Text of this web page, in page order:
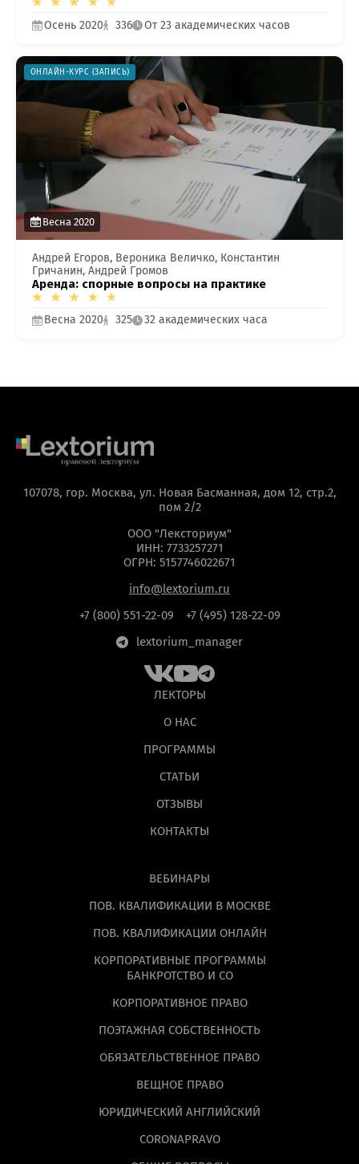
Осень 2020 336 От 23 академических часов
ОНЛАЙН-КУРС (ЗАПИСЬ)
Весна 2020
Андрей Егоров, Вероника Величко, Константин
Гричанин, Андрей Громов
Аренда: спорные вопросы на практике
Весна 2020 325 32 академических часа
ОТПРАВИТЬ
кнопку “Отправить”, вы даетесогласиена
персональных данных на основании
конфиденциальности
107078, гор. Москва, ул. Новая Басманная, дом 12, стр.2,
пом 2/2
ООО "Лексториум"
ИНН: 7733257271
ОГРН: 5157746022671
info@lextorium.ru
+7 (800) 551-22-09
+7 (495) 128-22-09
lextorium_manager
ЛЕКТОРЫ
О НАС
ПРОГРАММЫ
СТАТЬИ
ОТЗЫВЫ
КОНТАКТЫ
ВЕБИНАРЫ
ПОВ. КВАЛИФИКАЦИИ В МОСКВЕ
ПОВ. КВАЛИФИКАЦИИ ОНЛАЙН
КОРПОРАТИВНЫЕ ПРОГРАММЫ
БАНКРОТСТВО И СО
КОРПОРАТИВНОЕ ПРАВО
ПОЭТАЖНАЯ СОБСТВЕННОСТЬ
ОБЯЗАТЕЛЬСТВЕННОЕ ПРАВО
ВЕЩНОЕ ПРАВО
ЮРИДИЧЕСКИЙ АНГЛИЙСКИЙ
CORONAPRAVO